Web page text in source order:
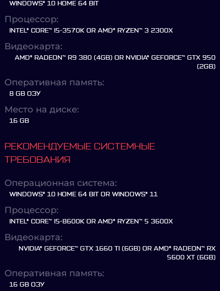
WINDOWS® 10 HOME 64 BIT
Процессор:
INTEL® CORE™ I5-3570K OR AMD® RYZEN™ 3 2300X
Видеокарта:
AMD® RADEON™ R9 380 (4GB) OR NVIDIA® GEFORCE™ GTX 950
(2GB)
Оперативная память:
8 GB ОЗУ
Место на диске:
16 GB
РЕКОМЕНДУЕМЫЕ СИСТЕМНЫЕ
ТРЕБОВАНИЯ
Операционная система:
WINDOWS® 10 HOME 64 BIT OR WINDOWS® 11
Процессор:
INTEL® CORE™ I5-8600K OR AMD® RYZEN™ 5 3600X
Видеокарта:
NVIDIA® GEFORCE™ GTX 1660 TI (6GB) OR AMD® RADEON™ RX
5600 XT (6GB)
Оперативная память:
16 GB ОЗУ